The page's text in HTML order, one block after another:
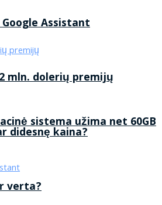
sistema užima net 60GB
Assistant
mln. dolerių premijų
didesnę kaina?
verta?